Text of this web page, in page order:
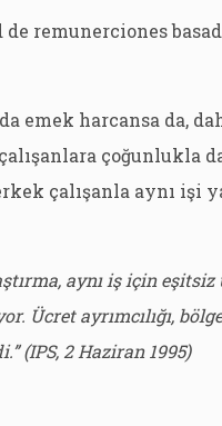
remunerciones
emek harcansa da,
çoğunlukla
çalışanla aynı işi
aynı iş için
Ücret ayrımcılığı,
(IPS, 2 Haziran 1995)